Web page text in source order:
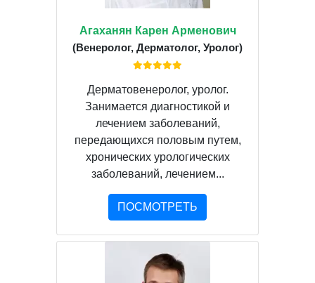
Агаханян Карен Арменович
(Венеролог, Дерматолог, Уролог)
Дерматовенеролог, уролог.
Занимается диагностикой и
лечением заболеваний,
передающихся половым путем,
хронических урологических
заболеваний, лечением...
ПОСМОТРЕТЬ